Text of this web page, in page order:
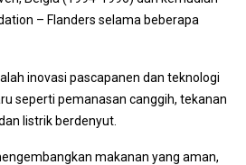
– Flanders selama beberapa
inovasi pascapanen dan teknologi
seperti pemanasan canggih, tekanan
listrik berdenyut.
makanan yang aman,